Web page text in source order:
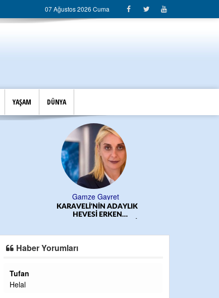
07 Ağustos 2026 Cuma
YAŞAM DÜNYA
Gamze Gayret
KARAVELİ'NİN ADAYLIK
HEVESİ ERKEN
Haber Yorumları
Tufan
Helal